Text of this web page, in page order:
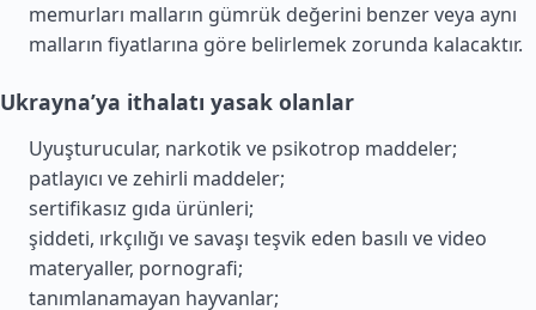
memurları malların gümrük değerini benzer veya aynı
malların fiyatlarına göre belirlemek zorunda kalacaktır.
Ukrayna’ya ithalatı yasak olanlar
Uyuşturucular, narkotik ve psikotrop maddeler;
patlayıcı ve zehirli maddeler;
sertifikasız gıda ürünleri;
şiddeti, ırkçılığı ve savaşı teşvik eden basılı ve video
materyaller, pornografi;
tanımlanamayan hayvanlar;